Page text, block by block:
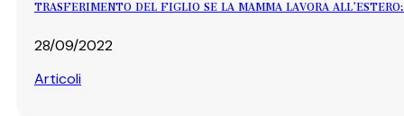
TRASFERIMENTO DEL FIGLIO SE LA MAMMA LAVORA
28/09/2022
Articoli